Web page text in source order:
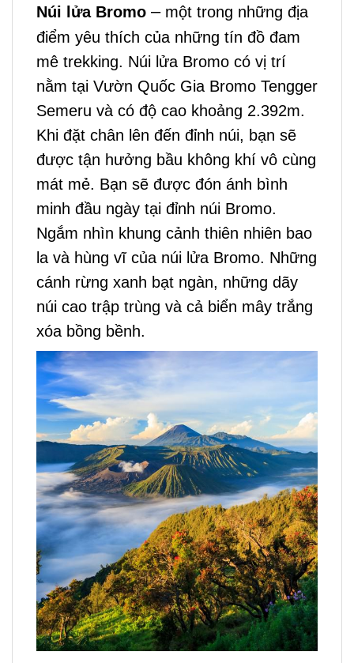
Núi lửa Bromo –một trong những địa
điểm yêu thích của những tín đồ đam
mê trekking. Núi lửa Bromo có vị trí
nằm tại Vườn Quốc Gia Bromo Tengger
Semeru và có độ cao khoảng 2.392m.
Khi đặt chân lên đến đỉnh núi, bạn sẽ
được tận hưởng bầu không khí vô cùng
mát mẻ. Bạn sẽ được đón ánh bình
minh đầu ngày tại đỉnh núi Bromo.
Ngắm nhìn khung cảnh thiên nhiên bao
la và hùng vĩ của núi lửa Bromo. Những
cánh rừng xanh bạt ngàn, những dãy
núi cao trập trùng và cả biển mây trắng
xóa bồng bềnh.